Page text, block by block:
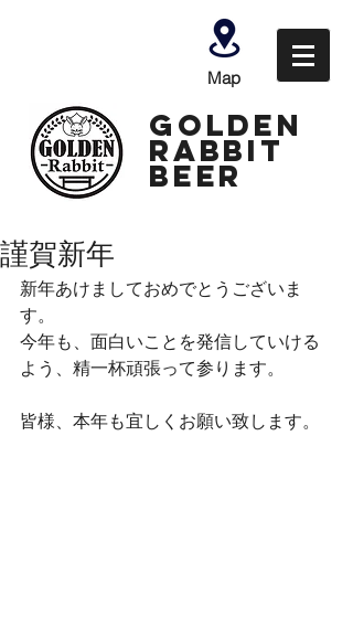
Map
GOLDEN
Rabbit
Beer
謹賀新年
新年あけましておめでとうございま
す。
今年も、面白いことを発信していける
よう、精一杯頑張って参ります。
皆様、本年も宜しくお願い致します。